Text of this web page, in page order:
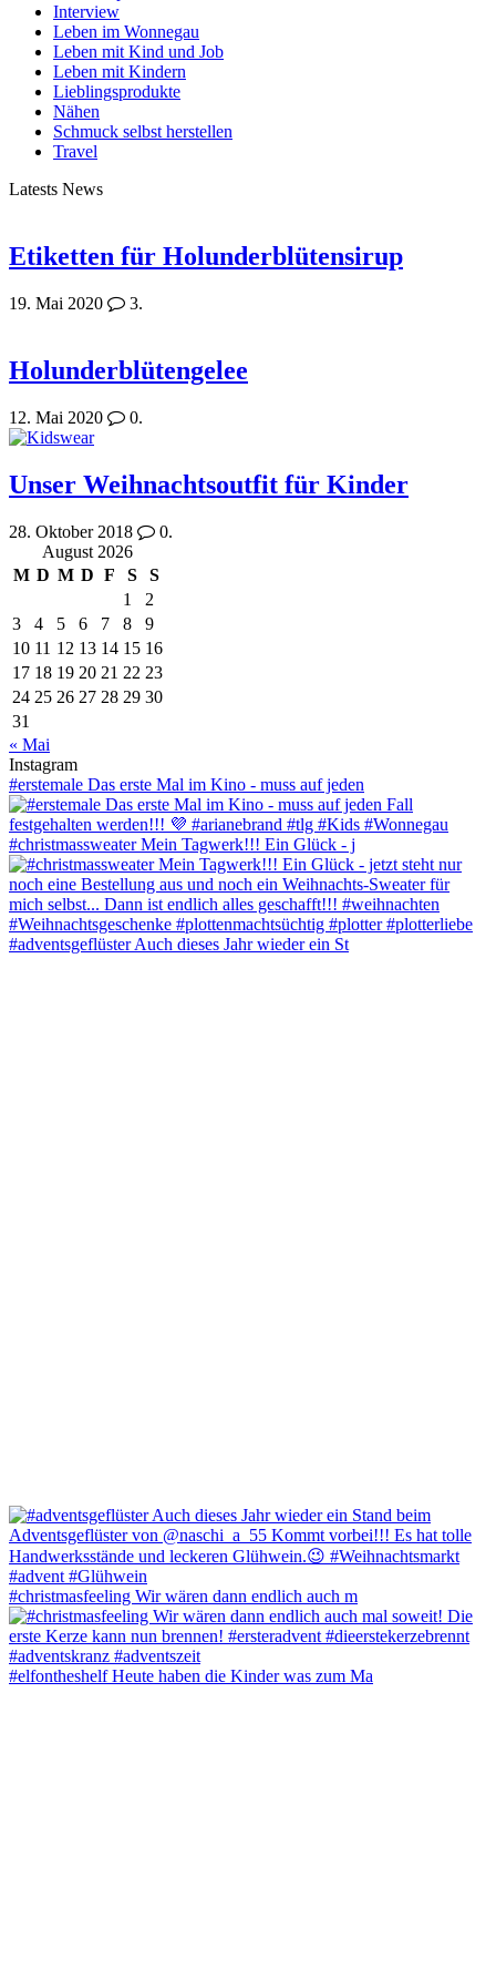
Interview
Leben im Wonnegau
Leben mit Kind und Job
Leben mit Kindern
Lieblingsprodukte
Nähen
Schmuck selbst herstellen
Travel
Latests News
Etiketten für Holunderblütensirup
19. Mai 2020 3.
Holunderblütengelee
12. Mai 2020 0.
Unser Weihnachtsoutfit für Kinder
28. Oktober 2018
0.
August 2026
M D M D F S
S
1
2
3
4 5 6 7 8
9
10 11 12 13 14 15 16
17 18 19 20 21 22 23
24 25 26 27 28 29 30
31
« Mai
Instagram
#erstemale Das erste Mal im Kino - muss auf jeden
#christmassweater Mein Tagwerk!!! Ein Glück - j
#adventsgeflüster Auch dieses Jahr wieder ein St
#christmasfeeling Wir wären dann endlich auch m
#elfontheshelf Heute haben die Kinder was zum Ma